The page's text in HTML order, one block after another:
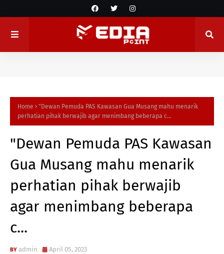
Home
"Dewan Pemuda PAS Kawasan Gua Musang mahu menarik
perhatian pihak berwajib agar menimbang beberapa c...
"Dewan Pemuda PAS Kawasan
Gua Musang mahu menarik
perhatian pihak berwajib
agar menimbang beberapa
c...
admin April 05, 2023